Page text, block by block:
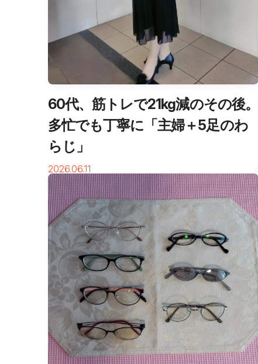
60代、筋トレで21kg減のその後。
多忙でも丁寧に「主婦＋5足のわ
らじ」
2026.06.11